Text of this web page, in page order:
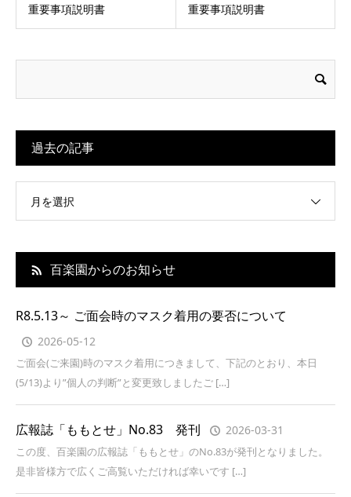
重要事項説明書
重要事項説明書
過去の記事
月を選択
百楽園からのお知らせ
R8.5.13～ ご面会時のマスク着用の要否について
2026-05-12
ご面会(ご来園)時のマスク着用につきまして、下記のとおり、本日
(5/13)より”個人の判断”と変更致しましたご […]
広報誌「ももとせ」No.83 発刊 2026-03-31
この度、百楽園の広報誌「ももとせ」のNo.83が発刊となりました。
是非皆様方で広くご高覧いただければ幸いです […]